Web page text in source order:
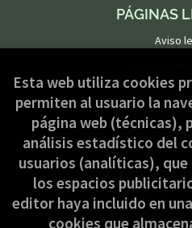
PÁGINAS
Aviso
Política de
Política de
ATENCIÓN
Quiénes
Pedidos
Esta web utiliza cookies
permiten al usuario la
página web (técnicas),
análisis estadístico del
usuarios (analíticas),
los espacios
editor haya incluido en
cookies que